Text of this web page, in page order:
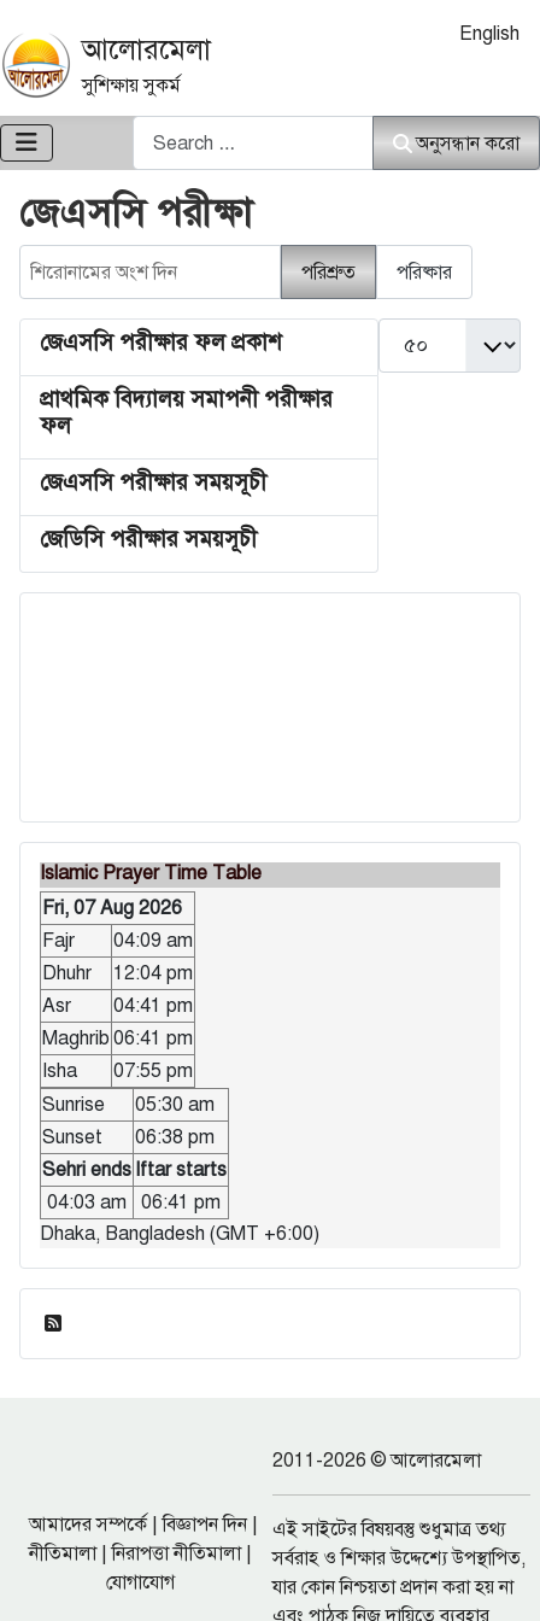
আলোরমেলা
সুশিক্ষায় সুকর্ম
আপনার ভাষা
English
অনুসন্ধান করো
অনুসন্ধান করো
জেএসসি পরীক্ষা
শিরোনামের অংশ দিন
পরিশ্রুত পরিষ্কার
জেএসসি পরীক্ষার ফল প্রকাশ
প্রাথমিক বিদ্যালয় সমাপনী পরীক্ষার
ফল
জেএসসি পরীক্ষার সময়সূচী
জেডিসি পরীক্ষার সময়সূচী
Islamic Prayer Time Table
Fri, 07 Aug 2026
Fajr
04:09 am
Dhuhr
12:04 pm
Asr
04:41 pm
Maghrib 06:41 pm
Isha
07:55 pm
Sunrise
05:30 am
Sunset
06:38 pm
Sehri ends Iftar starts
04:03 am
06:41 pm
Dhaka, Bangladesh (GMT +6:00)
আমাদের সম্পর্কে|বিজ্ঞাপন দিন|
নীতিমালা|নিরাপত্তা নীতিমালা|
যোগাযোগ
2011-2026 © আলোরমেলা
এই সাইটের বিষয়বস্তু শুধুমাত্র তথ্য
সর্বরাহ ও শিক্ষার উদ্দেশ্যে উপস্থাপিত,
যার কোন নিশ্চয়তা প্রদান করা হয় না